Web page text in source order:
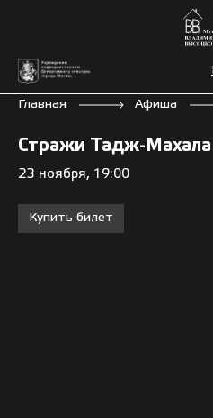
Главная Афиша
Стражи Тадж-Махала
23 ноября, 19:00
Купить билет